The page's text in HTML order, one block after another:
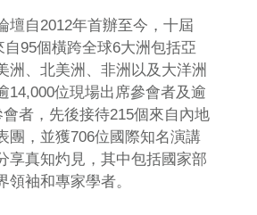
壇自2012年首辦至今，十屆
自95個橫跨全球6大洲包括亞
洲、北美洲、非洲以及大洋洲
14,000位現場出席參會者及逾
者，先後接待215個來自內地
團，並獲706位國際知名演講
享真知灼見，其中包括國家部
領袖和專家學者。